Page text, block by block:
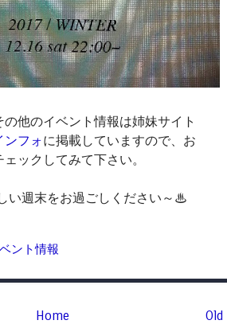
他のイベント情報は姉妹サイト
ンフォに掲載していますので、お
ックしてみて下さい。
い週末をお過ごしください～♨
ント情報
Old
Home